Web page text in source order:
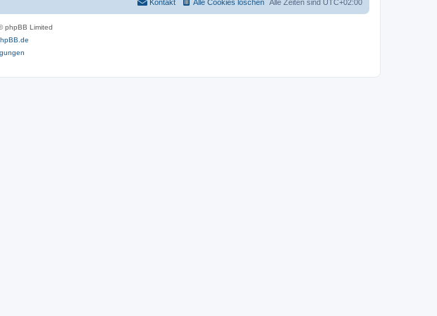
Alle Zeiten sind UTC+02:00
Alle Cookies löschen
Kontakt
phpBB Limited